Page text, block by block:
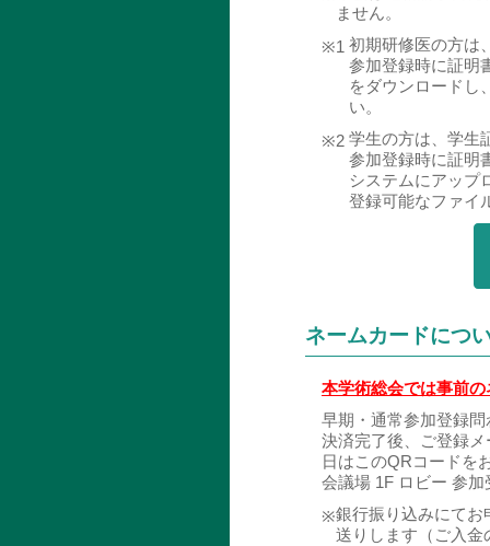
ません。
※1 初期研修医の方は
参加登録時に証明
をダウンロードし
い。
※2 学生の方は、学生
参加登録時に証明
システムにアップ
登録可能なファイ
ネームカードにつ
本学術総会では事前
早期・通常参加登録
決済完了後、ご登録
日はこのQRコードを
会議場 1F ロビー 参
※銀行振り込みにてお
送りします（ご入金